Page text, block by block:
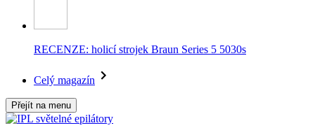
RECENZE: holicí strojek Braun Series 5 5030s
Celý magazín
Přejít na menu